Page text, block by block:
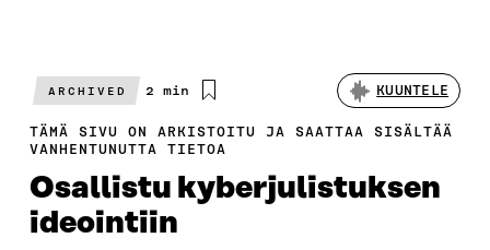
ARCHIVED
Arvioitu
2 min KUUNTELE
TÄMÄ SIVU ON ARKISTOITU JA SAATTAA SISÄLTÄÄ
VANHENTUNUTTA TIETOA
Osallistu kyberjulistuksen
ideointiin